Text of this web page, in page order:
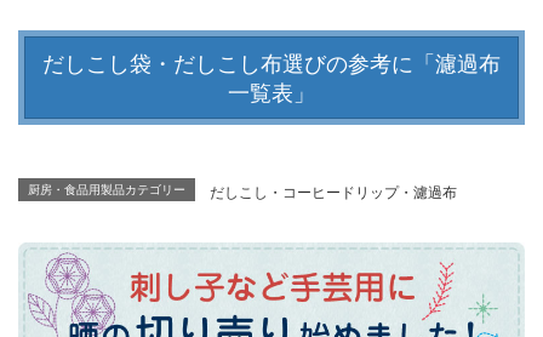
だしこし袋・だしこし布選びの参考に「濾過布
一覧表」
厨房・食品用製品カテゴリー だしこし・コーヒードリップ・濾過布